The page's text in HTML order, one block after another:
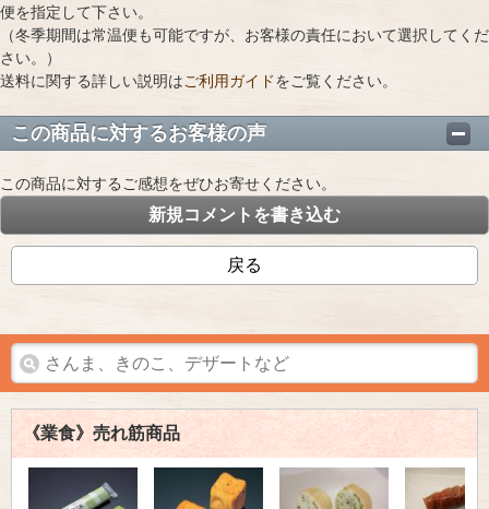
便を指定して下さい。
（冬季期間は常温便も可能ですが、お客様の責任において選択してくだ
さい。）
送料に関する詳しい説明はご利用ガイド をご覧ください。
この商品に対するお客様の声
この商品に対するご感想をぜひお寄せください。
新規コメントを書き込む
戻る
《業食》売れ筋商品